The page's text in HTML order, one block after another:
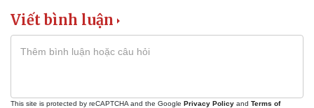
Thế giới thể thao
eSports
Hậu trường
Viết bình luận
This site is protected by reCAPTCHA and the Google Privacy Policy and Terms of